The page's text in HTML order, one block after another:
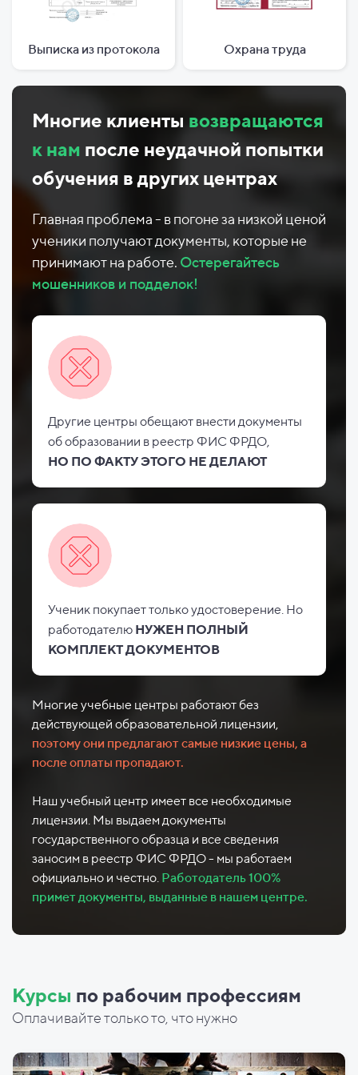
Выписка из протокола Охрана труда
Многие клиенты возвращаются
к нам после неудачной попытки
обучения в других центрах
Главная проблема - в погоне за низкой ценой
ученики получают документы, которые не
принимают на работе. Остерегайтесь
мошенников и подделок!
Другие центры обещают внести документы
обобразовании в реестр ФИС ФРДО,
НО ПО ФАКТУ ЭТОГО НЕ ДЕЛАЮТ
Ученик покупает только удостоверение. Но
работодателю НУЖЕН ПОЛНЫЙ
КОМПЛЕКТ ДОКУМЕНТОВ
Многие учебные центры работают без
действующей образовательной лицензии,
поэтому они предлагают самые низкие цены, а
после оплаты пропадают.
Наш учебный центр имеет все необходимые
лицензии. Мы выдаем документы
государственного образца и все сведения
заносим в реестр ФИС ФРДО - мы работаем
официально и честно. Работодатель 100%
примет документы, выданные в нашем центре.
Курсы по рабочим профессиям
Оплачивайте только то, что нужно